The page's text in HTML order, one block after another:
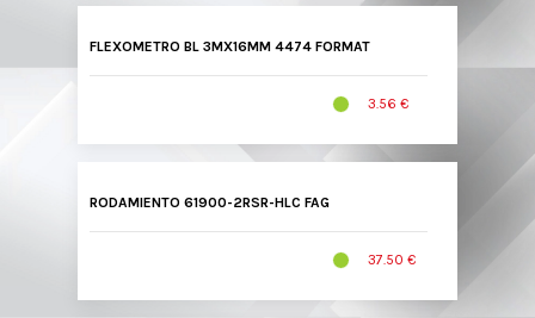
FLEXOMETRO BL 3MX16MM 4474 FORMAT
3.56 €
RODAMIENTO 61900-2RSR-HLC FAG
37.50 €